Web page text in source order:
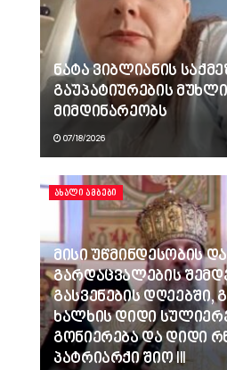
ნატა ვიბლიანის
გაუპატიურების
მიმდინარეობს
07/18/2026
ᲐᲮᲐᲚᲘ ᲐᲛᲑᲔᲑᲘ
მისი უწმინდესობის
გარდაცვალების
გასვენების დღეებში,
ხალხის დიდი
გონიერება და დიდი
პატრიარქი შიო III